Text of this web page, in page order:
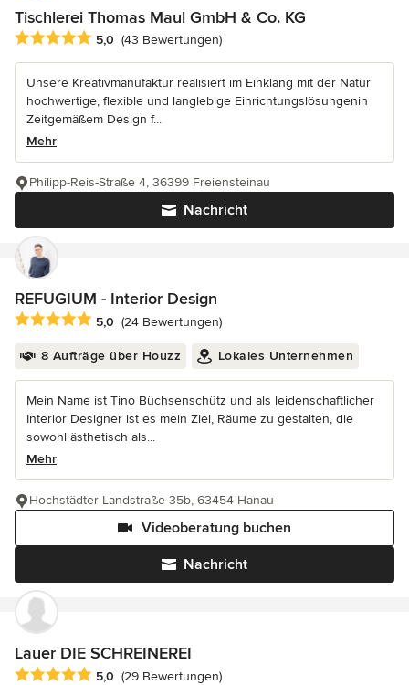
Tischlerei Thomas Maul GmbH & Co. KG
Durchschnittliche Bewertung: 5 von 5 Sternen
5,0 (43 Bewertungen)
Unsere Kreativmanufaktur realisiert im Einklang mit der Natur
hochwertige, flexible und langlebige Einrichtungslösungenin
Zeitgemäßem Design f...
Mehr
Nachricht
Philipp-Reis-Straße 4, 36399 Freiensteinau
REFUGIUM - Interior Design
Durchschnittliche Bewertung: 5 von 5 Sternen
5,0 (24 Bewertungen)
8 Aufträge über Houzz Lokales Unternehmen
Mein Name ist Tino Büchsenschütz und als leidenschaftlicher
Interior Designer ist es mein Ziel, Räume zu gestalten, die
sowohl ästhetisch als...
Mehr
Nachricht
Videoberatung buchen
Hochstädter Landstraße 35b, 63454 Hanau
Lauer DIE SCHREINEREI
Durchschnittliche Bewertung: 5 von 5 Sternen
5,0 (29 Bewertungen)